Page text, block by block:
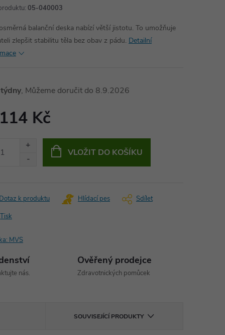
05-040003
balanční deska nabízí větší jistotu. To umožňuje
zlepšit stabilitu těla bez obav z pádu. Detailní
8.9.2026
Kč
VLOŽIT DO KOŠÍKU
Tisk
Dotaz k produktu Hlídací pes Sdílet
MVS
nás.
Ověřený prodejce
Zdravotnických pomůcek
SOUVISEJÍCÍ PRODUKTY